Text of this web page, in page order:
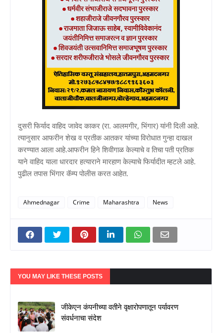
दुसरी फिर्याद वाहिद जावेद काकर (रा. आलमगीर, भिंगार) यांनी दिली आहे.
त्यानुसार आफरीन शेख व प्रतीक आतकर यांच्या विरोधात गुन्हा दाखल
करण्यात आला आहे.आफरीन हिने शिवीगाळ केल्याचे व तिचा पती प्रतिक
याने वाहिद याला धारदार हत्याराने मारहाण केल्याचे फिर्यादीत म्हटले आहे.
पुढील तपास भिंगार कॅम्प पोलीस करत आहेत.
Ahmednagar Crime Maharashtra News
YOU MAY LIKE THESE POSTS
जीकेएन कंपनीच्या वतीने वृक्षारोपणातून पर्यावरण
संवर्धनाचा संदेश